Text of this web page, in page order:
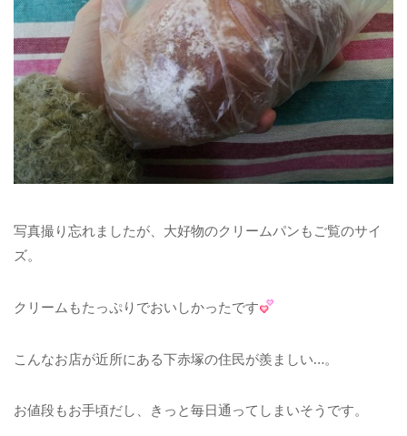
写真撮り忘れましたが、大好物のクリームパンもご覧のサイ
ズ。
クリームもたっぷりでおいしかったです
こんなお店が近所にある下赤塚の住民が羨ましい…。
お値段もお手頃だし、きっと毎日通ってしまいそうです。